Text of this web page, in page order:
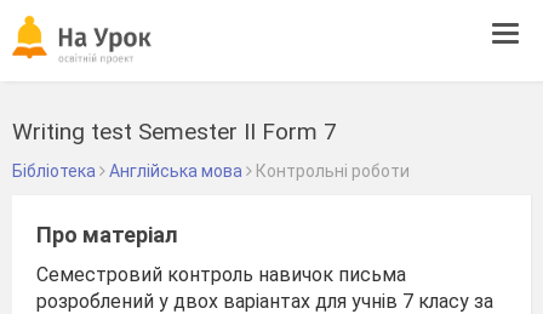
Writing test Semester II Form 7
Бібліотека Англійська мова Контрольні роботи
Про матеріал
Семестровий контроль навичок письма
розроблений у двох варіантах для учнів 7 класу за